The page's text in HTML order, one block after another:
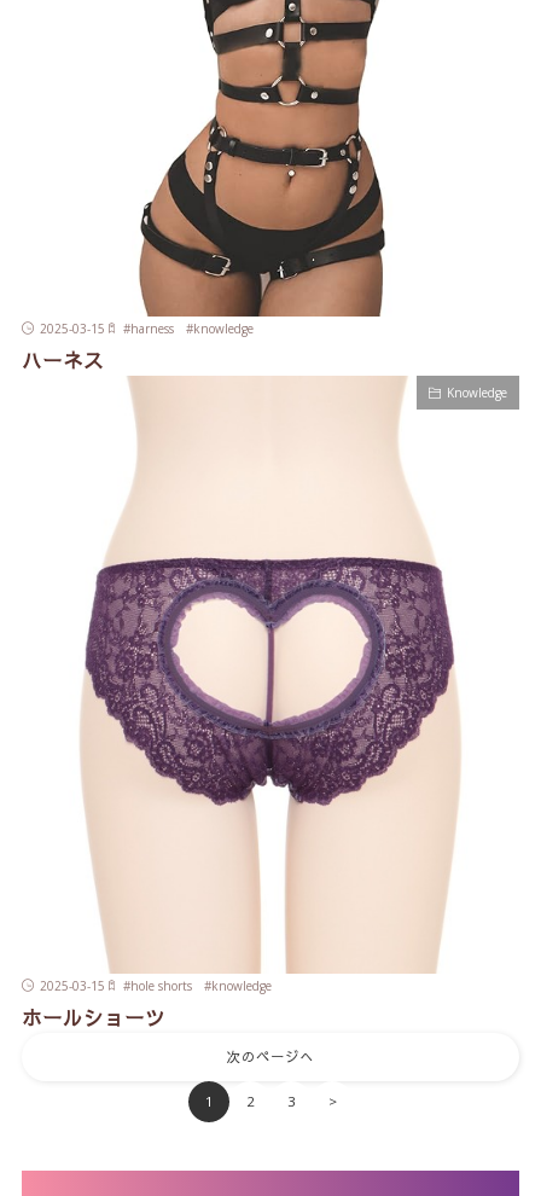
2025-03-15 #harness #knowledge
ハーネス
Knowledge
2025-03-15 #hole shorts #knowledge
ホールショーツ
次のページへ
1 2 3 >